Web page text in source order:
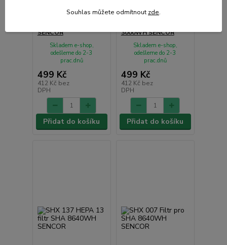
SENCOR
499 Kč
412 Kč bez
DPH
Skladem e-shop,
odešleme do 2-3
prac.dnů
Přidat do košíku
3000WH SENCOR
499 Kč
412 Kč bez
DPH
Skladem e-shop,
odešleme do 2-3
prac.dnů
Přidat do košíku
Souhlas můžete odmítnout zde.